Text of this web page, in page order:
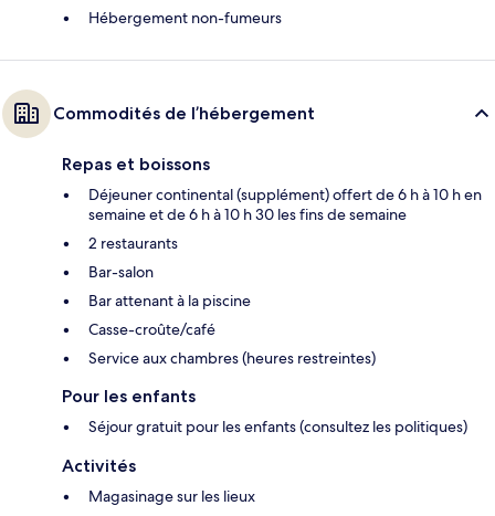
Hébergement non-fumeurs
Commodités de l’hébergement
Repas et boissons
Déjeuner continental (supplément) offert de 6 h à 10 h en
semaine et de 6 h à 10 h 30 les fins de semaine
2 restaurants
Bar-salon
Bar attenant à la piscine
Casse-croûte/café
Service aux chambres (heures restreintes)
Pour les enfants
Séjour gratuit pour les enfants (consultez les politiques)
Activités
Magasinage sur les lieux